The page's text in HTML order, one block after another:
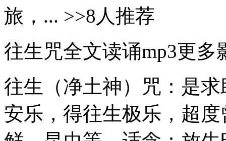
旅，... >>8人推荐
往生咒全文读诵mp3更多
往生（净土神）咒：是
安乐，得往生极乐，超